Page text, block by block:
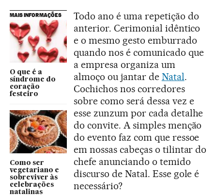
MAIS INFORMAÇÕES
O que é a
síndrome do
coração
festeiro
Como ser
vegetariano e
sobreviver às
celebrações
natalinas
Todo ano é uma repetição do
anterior. Cerimonial idêntico
e o mesmo gesto emburrado
quando nos é comunicado que
a empresa organiza um
almoço ou jantar de Natal.
Cochichos nos corredores
sobre como será dessa vez e
esse zunzum por cada detalhe
do convite. A simples menção
do evento faz com que ressoe
em nossas cabeças o tilintar do
chefe anunciando o temido
discurso de Natal. Esse gole é
necessário?